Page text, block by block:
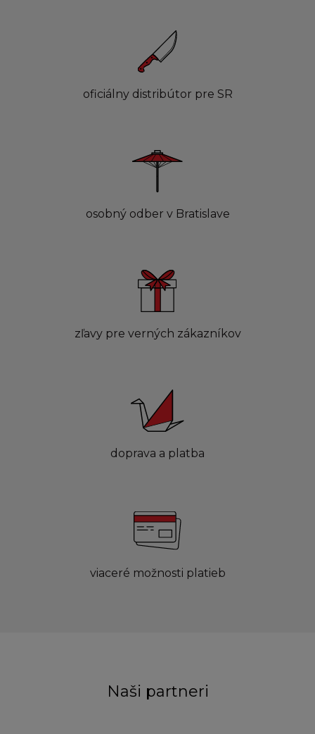
oficiálny distribútor pre SR
osobný odber v Bratislave
zľavy pre verných zákazníkov
doprava a platba
viaceré možnosti platieb
Naši partneri